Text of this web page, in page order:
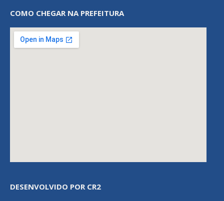
COMO CHEGAR NA PREFEITURA
DESENVOLVIDO POR CR2